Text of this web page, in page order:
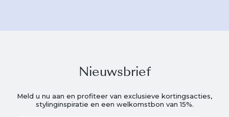
Nieuwsbrief
Meld u nu aan en profiteer van exclusieve kortingsacties,
stylinginspiratie en een welkomstbon van 15%.